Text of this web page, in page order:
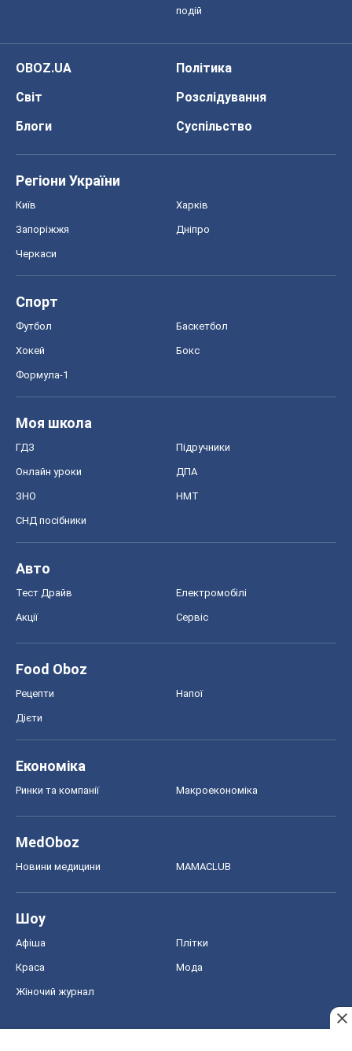
подій
OBOZ.UA
Політика
Світ
Розслідування
Блоги
Суспільство
Регіони України
Київ Харків
Запоріжжя Дніпро
Черкаси
Спорт
Футбол Баскетбол
Хокей Бокс
Формула-1
Моя школа
ГДЗ Підручники
Онлайн уроки ДПА
ЗНО НМТ
СНД посібники
Авто
Тест Драйв Електромобілі
Акції Сервіс
Food Oboz
Рецепти Напої
Дієти
Економіка
Ринки та компанії Макроекономіка
MedOboz
Новини медицини MAMACLUB
Шоу
Афіша Плітки
Краса Мода
Жіночий журнал